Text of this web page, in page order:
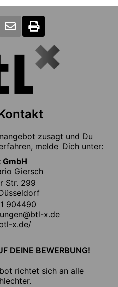
zusagt und Du
melde Dich unter:
GmbH
Giersch
Str. 299
904490
x.de
x.de/
DEINE BEWERBUNG!
richtet sich an alle